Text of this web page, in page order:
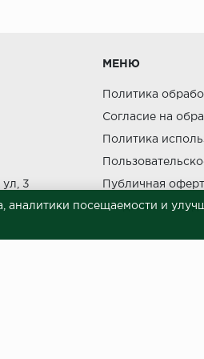
3
МЕНЮ
Политика
Согласие на
Политика
Публичная
Сведения о
посещаемости и